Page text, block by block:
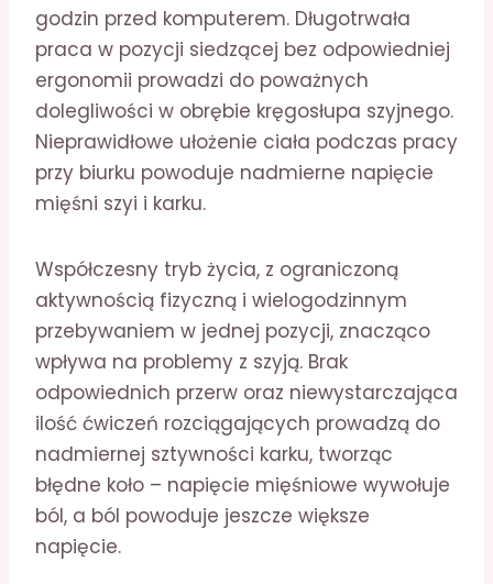
godzin przed komputerem. Długotrwała
praca w pozycji siedzącej bez odpowiedniej
ergonomii prowadzi do poważnych
dolegliwości w obrębie kręgosłupa szyjnego.
Nieprawidłowe ułożenie ciała podczas pracy
przy biurku powoduje nadmierne napięcie
mięśni szyi i karku.
Współczesny tryb życia, z ograniczoną
aktywnością fizyczną i wielogodzinnym
przebywaniem w jednej pozycji, znacząco
wpływa na problemy z szyją. Brak
odpowiednich przerw oraz niewystarczająca
ilość ćwiczeń rozciągających prowadzą do
nadmiernej sztywności karku, tworząc
błędne koło – napięcie mięśniowe wywołuje
ból, a ból powoduje jeszcze większe
napięcie.